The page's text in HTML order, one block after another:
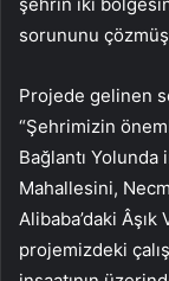
şehrin iki
sorununu çözmüş
Projede gelinen
“Şehrimizin
Bağlantı
Mahallesini,
Alibaba’daki Âşık
projemizdeki